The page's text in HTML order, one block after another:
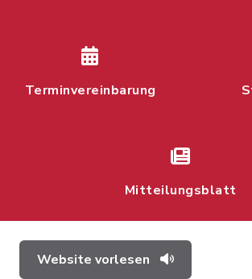
Terminvereinbarung
Mitteilungsblatt
Website vorlesen